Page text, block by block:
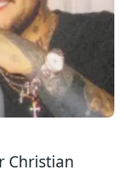
Christian